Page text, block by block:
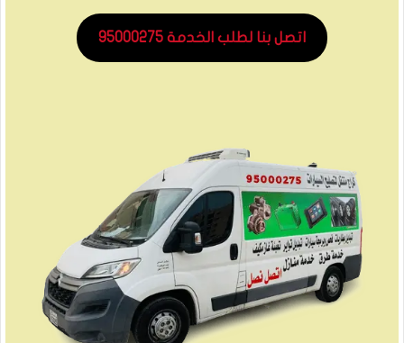
اتصل بنا لطلب الخدمة 95000275